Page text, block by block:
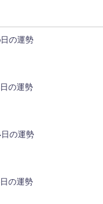
の運勢
の運勢
の運勢
の運勢